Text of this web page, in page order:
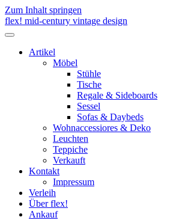
Zum Inhalt springen
flex! mid-century vintage design
Menü
umschalten
Artikel
Möbel
Stühle
Tische
Regale & Sideboards
Sessel
Sofas & Daybeds
Wohnaccessiores & Deko
Leuchten
Teppiche
Verkauft
Kontakt
Impressum
Verleih
Über flex!
Ankauf